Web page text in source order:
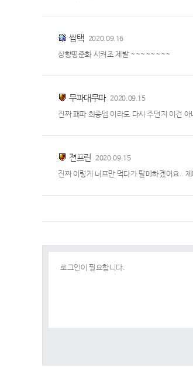
쌈택 2020.09.16
상향평준화 시켜조 제발 ~~~~~~~~
무파대무파 2020.09.15
진짜 패파 최종뎀 이라도 다시 주던지 이건
젼프린 2020.09.15
진짜 이렇게 너프만 먹다가 탈메하겠어요..